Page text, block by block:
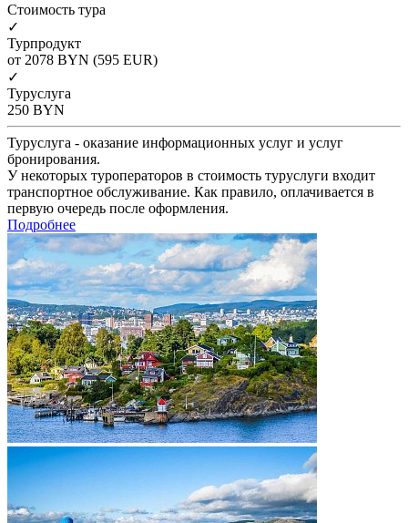
Cтоимость тура
✓
Турпродукт
от 2078 BYN (595 EUR)
✓
Туруслуга
250 BYN
Туруслуга - оказание информационных услуг и услуг
бронирования.
У некоторых туроператоров в стоимость туруслуги входит
транспортное обслуживание. Как правило, оплачивается в
первую очередь после оформления.
Подробнее